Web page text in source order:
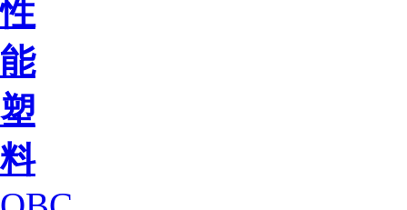
性
能
塑
料